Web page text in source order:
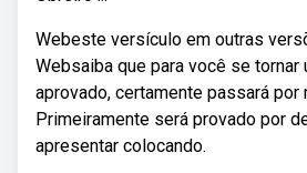
Webeste versículo em outras
Websaiba que para você se tornar
aprovado, certamente passará por
Primeiramente será provado por
apresentar colocando.